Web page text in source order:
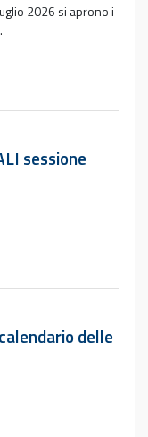
2026 si aprono i
sessione
delle